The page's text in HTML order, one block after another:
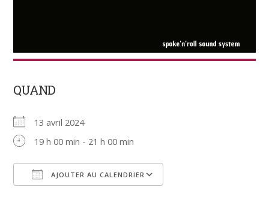
QUAND
13 avril 2024
19 h 00 min - 21 h 00 min
AJOUTER AU CALENDRIER